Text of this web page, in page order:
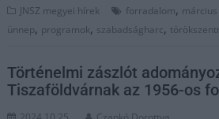
JNSZ megyei hírek forradalom, március
ünnep, programok, szabadságharc,
Történelmi zászlót
Tiszaföldvárnak az 1956-os